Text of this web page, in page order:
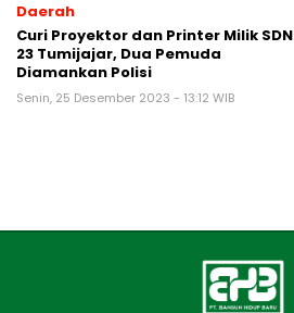
Daerah
Curi Proyektor dan Printer Milik SDN
23 Tumijajar, Dua Pemuda
Diamankan Polisi
Senin, 25 Desember 2023 - 13:12 WIB